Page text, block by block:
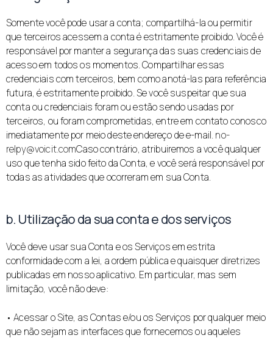
Somente você pode usar a conta; compartilhá-la ou permitir
que terceiros acessem a conta é estritamente proibido. Você é
responsável por manter a segurança das suas credenciais de
acesso em todos os momentos. Compartilhar essas
credenciais com terceiros, bem como anotá-las para referência
futura, é estritamente proibido. Se você suspeitar que sua
conta ou credenciais foram ou estão sendo usadas por
terceiros, ou foram comprometidas, entre em contato conosco
imediatamente por meio deste endereço de e-mail.no-
relpy@voicit.comCaso contrário, atribuiremos a você qualquer
uso que tenha sido feito da Conta, e você será responsável por
todas as atividades que ocorreram em sua Conta.
b. Utilização da sua conta e dos serviços
Você deve usar sua Conta e os Serviços em estrita
conformidade com a lei, a ordem pública e quaisquer diretrizes
publicadas em nosso aplicativo. Em particular, mas sem
limitação, você não deve:
• Acessar o Site, as Contas e/ou os Serviços por qualquer meio
que não sejam as interfaces que fornecemos ou aqueles